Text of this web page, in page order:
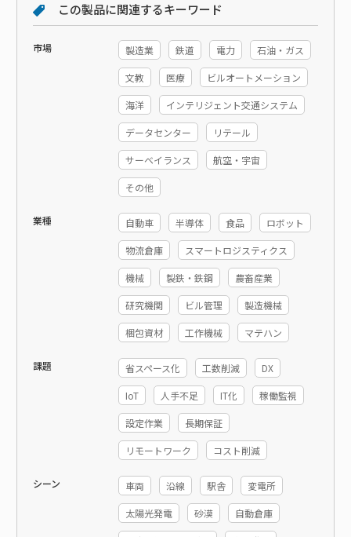
この製品に関連するキーワード
市場 製造業 鉄道 電力 石油・ガス
文教 医療 ビルオートメーション
海洋 インテリジェント交通システム
データセンター リテール
サーベイランス 航空・宇宙
その他
業種 自動車 半導体 食品 ロボット
物流倉庫 スマートロジスティクス
機械 製鉄・鉄鋼 農畜産業
研究機関 ビル管理 製造機械
梱包資材 工作機械 マテハン
課題 省スペース化 工数削減 DX
IoT 人手不足 IT化 稼働監視
設定作業 長期保証
リモートワーク コスト削減
シーン 車両 沿線 駅舎 変電所
太陽光発電 砂漠 自動倉庫